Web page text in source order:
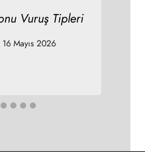
Vuruş Tipleri
16 Mayıs 2026